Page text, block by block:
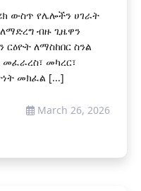
ውስጥ የሌሎችን ሀገራት
ብዙ ጊዜዋን
ለማስከበር ስንል
መካረር፣
መክፈል [...]
March 26, 2026